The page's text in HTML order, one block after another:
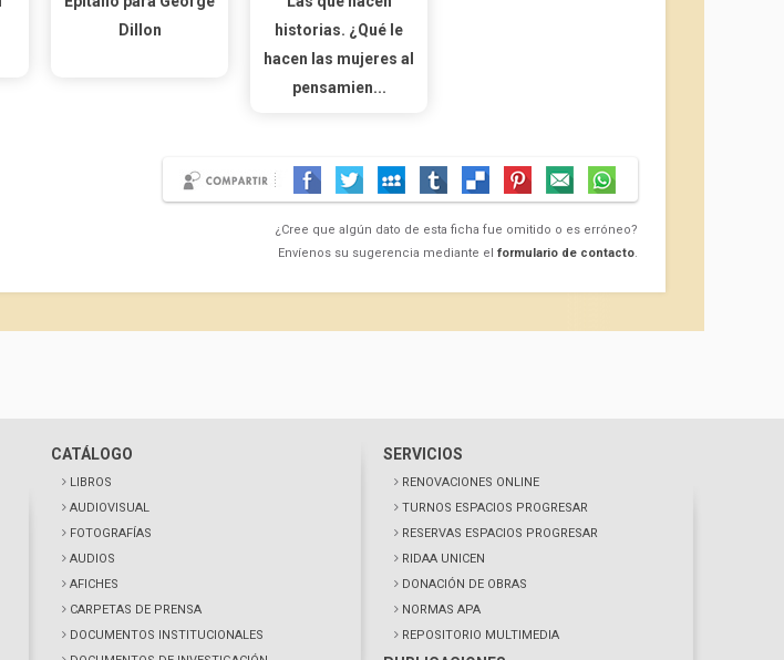
Dillon
historias. ¿Qué le
hacen las mujeres al
pensamien...
¿Cree que algún dato de esta ficha fue omitido o es erróneo?
Envíenos su sugerencia mediante el formulario de contacto.
CATÁLOGO
LIBROS
AUDIOVISUAL
FOTOGRAFÍAS
AUDIOS
AFICHES
CARPETAS DE PRENSA
DOCUMENTOS INSTITUCIONALES
SERVICIOS
RENOVACIONES ONLINE
TURNOS ESPACIOS PROGRESAR
RESERVAS ESPACIOS PROGRESAR
RIDAA UNICEN
DONACIÓN DE OBRAS
NORMAS APA
REPOSITORIO MULTIMEDIA